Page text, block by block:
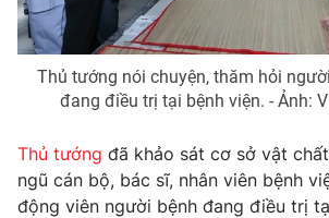
Thủ tướng nói chuyện, thăm hỏi
đang điều trị tại bệnh viện. - Ảnh:
Thủ tướng đã khảo sát cơ sở vật
ngũ cán bộ, bác sĩ, nhân viên bệnh
động viên người bệnh đang điều trị